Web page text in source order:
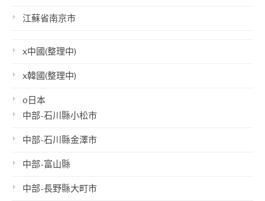
江蘇省南京市
x中國(整理中)
x韓國(整理中)
o日本
中部-石川縣小松市
中部-石川縣金澤市
中部-富山縣
中部-長野縣大町市